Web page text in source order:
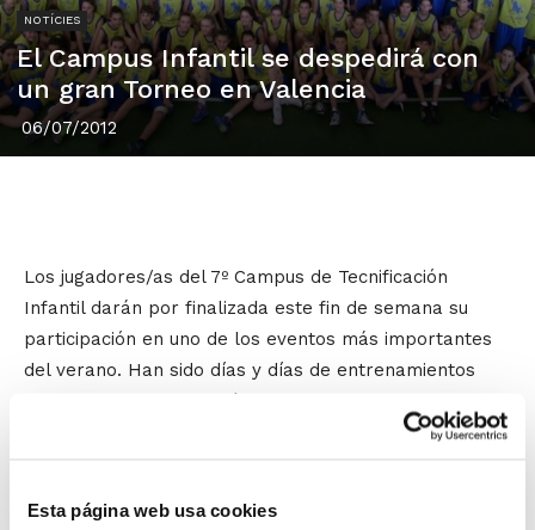
Esta página web usa cookies
NOTÍCIES
El Campus Infantil se despedirá con
un gran Torneo en Valencia
06/07/2012
Los jugadores/as del 7º Campus de Tecnificación
Infantil darán por finalizada este fin de semana su
participación en uno de los eventos más importantes
del verano. Han sido días y días de entrenamientos
personalizados y también de juego colectivo, con
charlas técnicas que han redondeado una formación
Los Infantiles darán el relevo al 7º Campus de